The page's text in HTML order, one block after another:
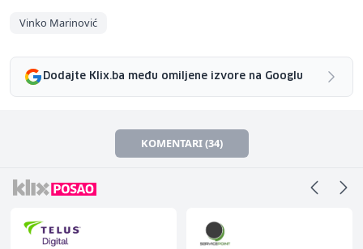
Vinko Marinović
Dodajte Klix.ba među omiljene izvore na Googlu
KOMENTARI (34)